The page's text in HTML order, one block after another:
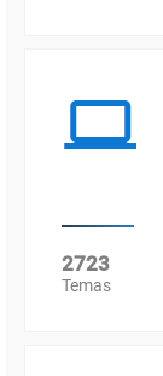
2723
Temas